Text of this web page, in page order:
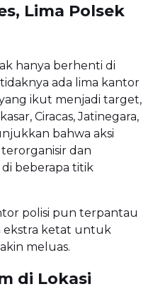
Lima Polsek
hanya berhenti di
ada lima kantor
ikut menjadi target,
Ciracas, Jatinegara,
bahwa aksi
dan
beberapa titik
polisi pun terpantau
ekstra ketat untuk
meluas.
di Lokasi